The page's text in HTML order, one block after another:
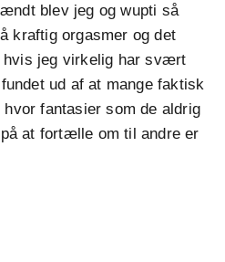
blev jeg og wupti så
kraftig orgasmer og det
hvis jeg virkelig har svært
ud af at mange faktisk
fantasier som de aldrig
at fortælle om til andre er